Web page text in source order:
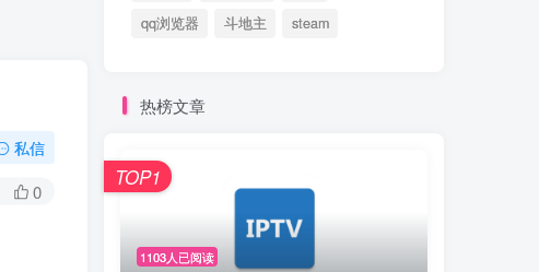
私信
0
qq浏览器
斗地主 steam
热榜文章
1103人已阅读
TOP1